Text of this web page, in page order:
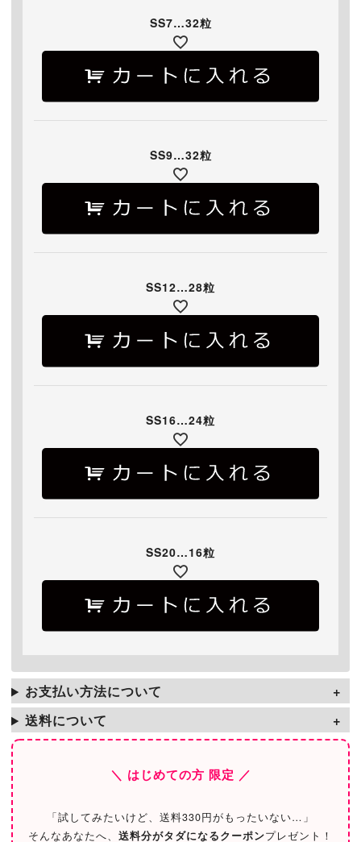
SS7…32粒
SS9…32粒
SS12…28粒
SS16…24粒
SS20…16粒
お支払い方法について
送料について
＼ はじめての方 限定 ／
「試してみたいけど、送料330円がもったいない…」
そんなあなたへ、 送料分がタダになるクーポンプレゼント！